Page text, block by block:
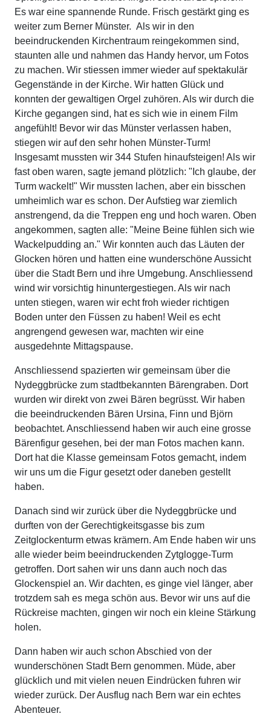
Es war eine spannende Runde. Frisch gestärkt ging es
weiter zum Berner Münster. Als wir in den
beeindruckenden Kirchentraum reingekommen sind,
staunten alle und nahmen das Handy hervor, um Fotos
zu machen. Wir stiessen immer wieder auf spektakulär
Gegenstände in der Kirche. Wir hatten Glück und
konnten der gewaltigen Orgel zuhören. Als wir durch die
Kirche gegangen sind, hat es sich wie in einem Film
angefühlt! Bevor wir das Münster verlassen haben,
stiegen wir auf den sehr hohen Münster-Turm!
Insgesamt mussten wir 344 Stufen hinaufsteigen! Als wir
fast oben waren, sagte jemand plötzlich: "Ich glaube, der
Turm wackelt!" Wir mussten lachen, aber ein bisschen
umheimlich war es schon. Der Aufstieg war ziemlich
anstrengend, da die Treppen eng und hoch waren. Oben
angekommen, sagten alle: "Meine Beine fühlen sich wie
Wackelpudding an." Wir konnten auch das Läuten der
Glocken hören und hatten eine wunderschöne Aussicht
über die Stadt Bern und ihre Umgebung. Anschliessend
wind wir vorsichtig hinuntergestiegen. Als wir nach
unten stiegen, waren wir echt froh wieder richtigen
Boden unter den Füssen zu haben! Weil es echt
angrengend gewesen war, machten wir eine
ausgedehnte Mittagspause.
Anschliessend spazierten wir gemeinsam über die
Nydeggbrücke zum stadtbekannten Bärengraben. Dort
wurden wir direkt von zwei Bären begrüsst. Wir haben
die beeindruckenden Bären Ursina, Finn und Björn
beobachtet. Anschliessend haben wir auch eine grosse
Bärenfigur gesehen, bei der man Fotos machen kann.
Dort hat die Klasse gemeinsam Fotos gemacht, indem
wir uns um die Figur gesetzt oder daneben gestellt
haben.
Danach sind wir zurück über die Nydeggbrücke und
durften von der Gerechtigkeitsgasse bis zum
Zeitglockenturm etwas krämern. Am Ende haben wir uns
alle wieder beim beeindruckenden Zytglogge-Turm
getroffen. Dort sahen wir uns dann auch noch das
Glockenspiel an. Wir dachten, es ginge viel länger, aber
trotzdem sah es mega schön aus. Bevor wir uns auf die
Rückreise machten, gingen wir noch ein kleine Stärkung
holen.
Dann haben wir auch schon Abschied von der
wunderschönen Stadt Bern genommen. Müde, aber
glücklich und mit vielen neuen Eindrücken fuhren wir
wieder zurück. Der Ausflug nach Bern war ein echtes
Abenteuer.